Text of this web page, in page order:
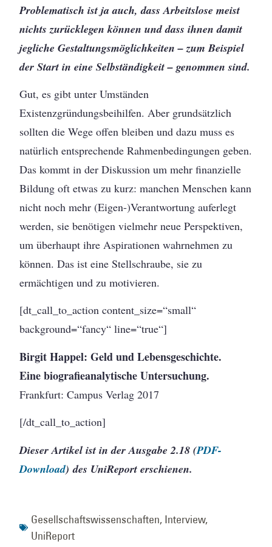
Problematisch ist ja auch, dass Arbeitslose meist
nichts zurücklegen können und dass ihnen damit
jegliche Gestaltungsmöglichkeiten – zum Beispiel
der Start in eine Selbständigkeit – genommen sind.
Gut, es gibt unter Umständen
Existenzgründungsbeihilfen. Aber grundsätzlich
sollten die Wege offen bleiben und dazu muss es
natürlich entsprechende Rahmenbedingungen geben.
Das kommt in der Diskussion um mehr finanzielle
Bildung oft etwas zu kurz: manchen Menschen kann
nicht noch mehr (Eigen-)Verantwortung auferlegt
werden, sie benötigen vielmehr neue Perspektiven,
um überhaupt ihre Aspirationen wahrnehmen zu
können. Das ist eine Stellschraube, sie zu
ermächtigen und zu motivieren.
[dt_call_to_action content_size=“small“
background=“fancy“ line=“true“]
Birgit Happel: Geld und Lebensgeschichte.
Eine biografieanalytische Untersuchung.
Frankfurt: Campus Verlag 2017
[/dt_call_to_action]
Dieser Artikel ist in der Ausgabe 2.18 (PDF-
Download) des UniReport erschienen.
Gesellschaftswissenschaften, Interview,
UniReport